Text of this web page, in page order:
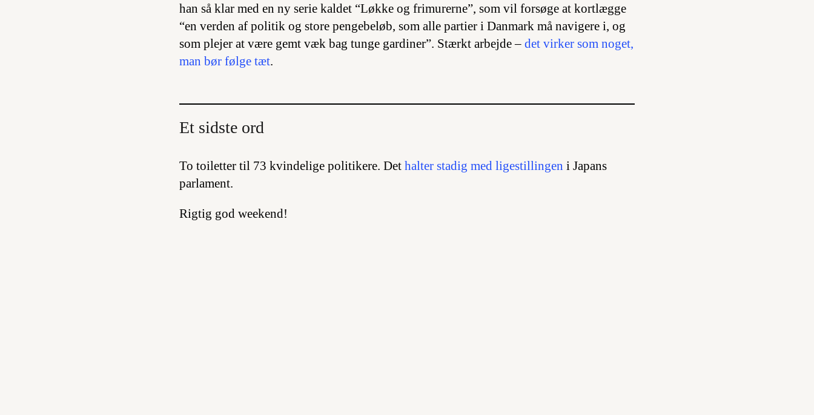
han så klar med en ny serie kaldet “Løkke og frimurerne”, som vil forsøge at kortlægge
“en verden af politik og store pengebeløb, som alle partier i Danmark må navigere i, og
som plejer at være gemt væk bag tunge gardiner”. Stærkt arbejde – det virker som noget,
man bør følge tæt.
Et sidste ord
To toiletter til 73 kvindelige politikere. Det halter stadig med ligestillingen i Japans
parlament.
Rigtig god weekend!